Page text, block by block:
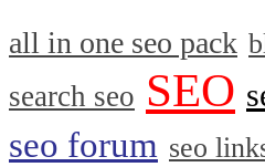
all in one seo pack
search seo SEO
seo forum seo